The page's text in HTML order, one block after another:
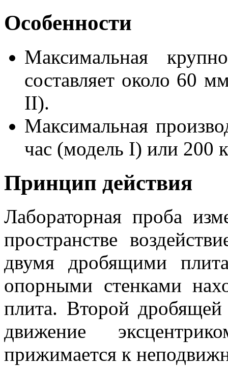
Особенности
Максимальная
составляет около 60
II).
Максимальная
час (модель I) или 200
Принцип действия
Лабораторная проба
пространстве
двумя дробящими
опорными стенками
плита. Второй дробящей
движение
прижимается к